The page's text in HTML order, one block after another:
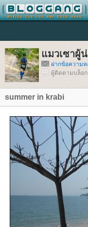
มวเซาผู้น่
ฝากข้อความห
ผู้ติดตามบล็อ
summer in krabi